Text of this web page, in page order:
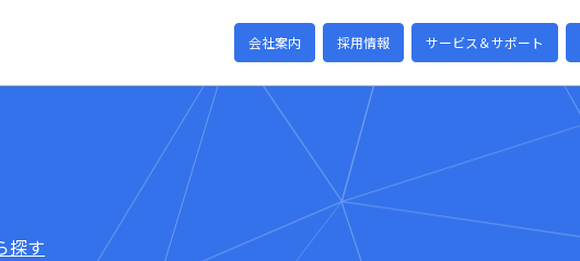
会社案内 採用情報 サービス＆サポート
探す